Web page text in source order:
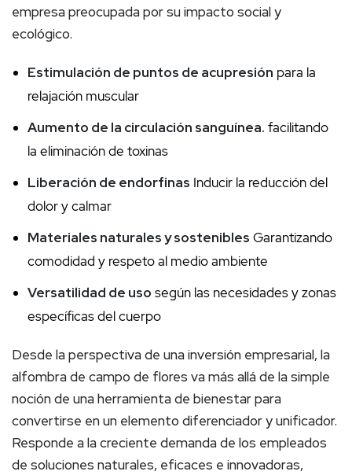
empresa preocupada por su impacto social y
ecológico.
Estimulación de puntos de acupresión para la
relajación muscular
Aumento de la circulación sanguínea. facilitando
la eliminación de toxinas
Liberación de endorfinas Inducir la reducción del
dolor y calmar
Materiales naturales y sostenibles Garantizando
comodidad y respeto al medio ambiente
Versatilidad de uso según las necesidades y zonas
específicas del cuerpo
Desde la perspectiva de una inversión empresarial, la
alfombra de campo de flores va más allá de la simple
noción de una herramienta de bienestar para
convertirse en un elemento diferenciador y unificador.
Responde a la creciente demanda de los empleados
de soluciones naturales, eficaces e innovadoras,